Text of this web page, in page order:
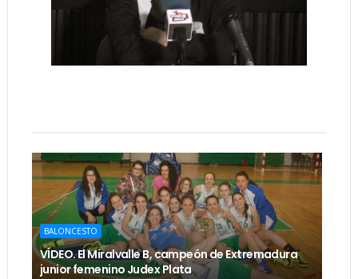
BALONCESTO
VÍDEO. El Miralvalle B, campeón de Extremadura
junior femenino Judex Plata